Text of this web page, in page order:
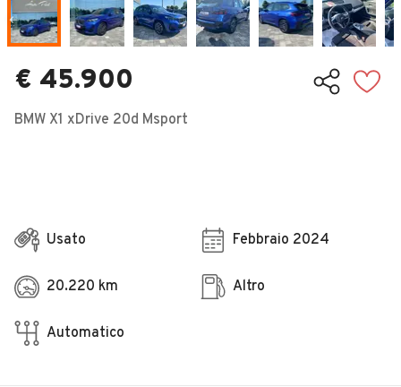
Concessionari
€ 45.900
BMW X1 xDrive 20d Msport
Usato Febbraio 2024
20.220 km Altro
Automatico